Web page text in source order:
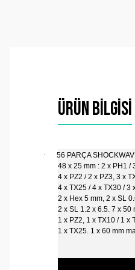
Ürün Bilgisi
·
56 PARÇA
48 x 25 mm : 2 x PH1 /
4 x PZ2 / 2 x PZ3, 3 x
4 x TX25 / 4 x TX30 / 3
2 x Hex 5 mm, 2 x SL
2 x SL 1.2 x 6.5. 7 x 50
1 x PZ2, 1 x TX10 / 1 x
1 x TX25. 1 x 60 mm